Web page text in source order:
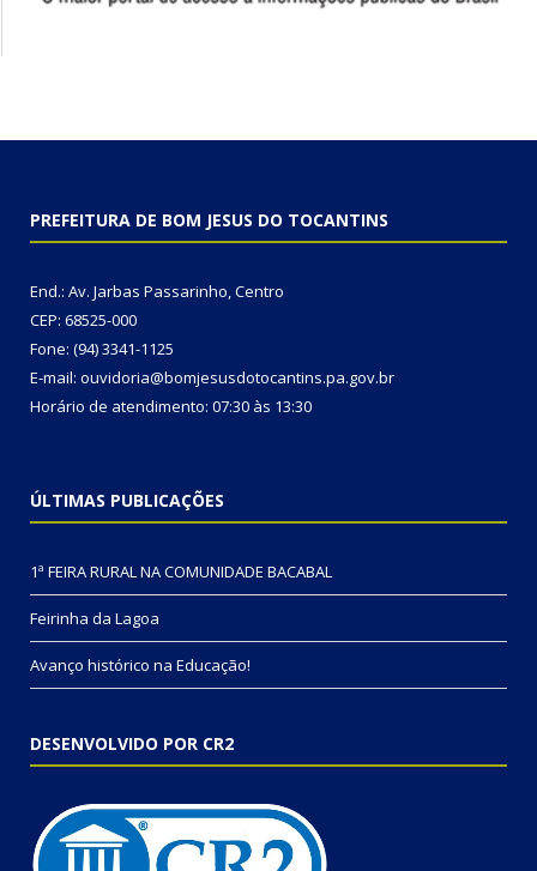
PREFEITURA DE BOM JESUS DO TOCANTINS
End.: Av. Jarbas Passarinho, Centro
CEP: 68525-000
Fone: (94) 3341-1125
E-mail: ouvidoria@bomjesusdotocantins.pa.gov.br
Horário de atendimento: 07:30 às 13:30
ÚLTIMAS PUBLICAÇÕES
1ª FEIRA RURAL NA COMUNIDADE BACABAL
Feirinha da Lagoa
Avanço histórico na Educação!
DESENVOLVIDO POR CR2